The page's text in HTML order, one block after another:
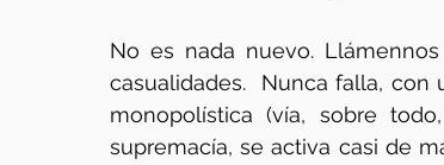
No es nada nuevo.
casualidades.  Nunca falla,
monopolística (vía, sobre
supremacía, se activa casi de